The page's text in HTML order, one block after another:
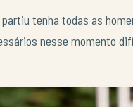
tenha todas as
nesse momento